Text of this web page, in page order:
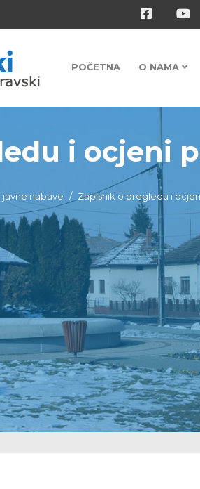
POČETNA O NAMA
i ocjeni
javne nabave Zapisnik o pregledu i